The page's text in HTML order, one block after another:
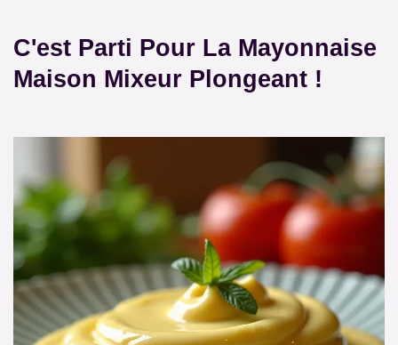
C'est Parti Pour La Mayonnaise
Maison Mixeur Plongeant !